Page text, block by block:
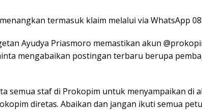
termasuk klaim melalui via WhatsApp
Ayudya Priasmoro memastikan akun
mengabaikan postingan terbaru berupa
semua staf di Prokopim untuk menyampaikan di
diretas. Abaikan dan jangan ikuti semua